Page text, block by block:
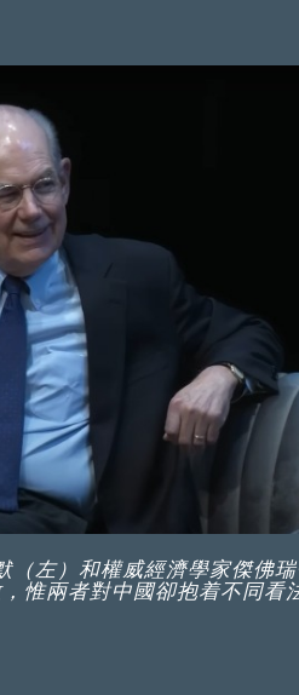
（左）和權威經濟學家傑佛
，惟兩者對中國卻抱着不同看